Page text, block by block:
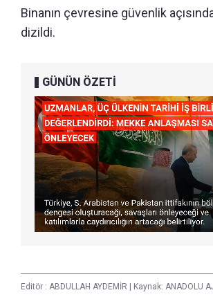
Binanın çevresine güvenlik
dizildi.
GÜNÜN ÖZETİ
Editör : ABDULLAH AYDEMİR | Kaynak: ANADOLU